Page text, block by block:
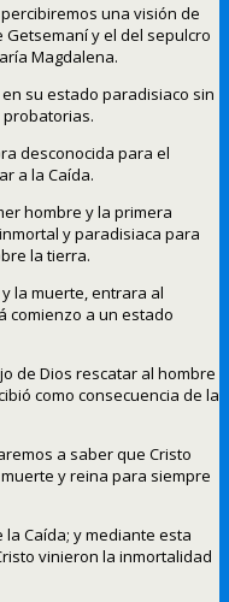
una visión de
Getsemaní y el del sepulcro
Magdalena.
su estado paradisiaco sin
desconocida para el
a la Caída.
hombre y la primera
y paradisiaca para
la tierra.
la muerte, entrara al
comienzo a un estado
de Dios rescatar al hombre
como consecuencia de la
a saber que Cristo
y reina para siempre
Caída; y mediante esta
vinieron la inmortalidad